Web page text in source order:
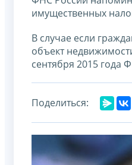
имущественных
В случае если
объект
сентября 2015
Поделиться: